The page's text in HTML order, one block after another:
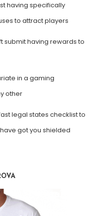
having specifically
to attract players
submit having rewards to
in a gaming
other
legal states checklist to
got you shielded